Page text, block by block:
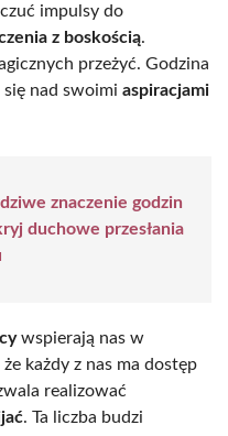
impulsy do
z boskością.
przeżyć. Godzina
nad swoimi aspiracjami
znaczenie godzin
duchowe przesłania
wspierają nas w
każdy z nas ma dostęp
realizować
. Ta liczba budzi